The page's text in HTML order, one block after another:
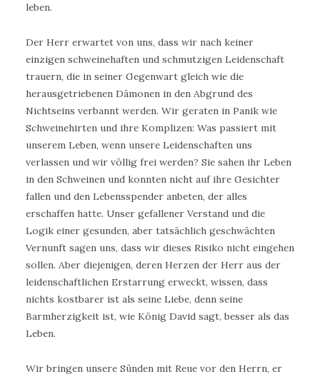
leben.
Der Herr erwartet von uns, dass wir nach keiner
einzigen schweinehaften und schmutzigen Leidenschaft
trauern, die in seiner Gegenwart gleich wie die
herausgetriebenen Dämonen in den Abgrund des
Nichtseins verbannt werden. Wir geraten in Panik wie
Schweinehirten und ihre Komplizen: Was passiert mit
unserem Leben, wenn unsere Leidenschaften uns
verlassen und wir völlig frei werden? Sie sahen ihr Leben
in den Schweinen und konnten nicht auf ihre Gesichter
fallen und den Lebensspender anbeten, der alles
erschaffen hatte. Unser gefallener Verstand und die
Logik einer gesunden, aber tatsächlich geschwächten
Vernunft sagen uns, dass wir dieses Risiko nicht eingehen
sollen. Aber diejenigen, deren Herzen der Herr aus der
leidenschaftlichen Erstarrung erweckt, wissen, dass
nichts kostbarer ist als seine Liebe, denn seine
Barmherzigkeit ist, wie König David sagt, besser als das
Leben.
Wir bringen unsere Sünden mit Reue vor den Herrn, er